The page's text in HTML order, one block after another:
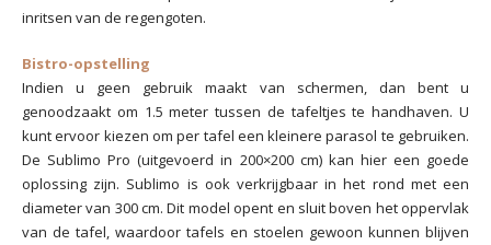
inritsen van de regengoten.
Bistro-opstelling
Indien u geen gebruik maakt van schermen, dan bent u
genoodzaakt om 1.5 meter tussen de tafeltjes te handhaven. U
kunt ervoor kiezen om per tafel een kleinere parasol te gebruiken.
De Sublimo Pro (uitgevoerd in 200×200 cm) kan hier een goede
oplossing zijn. Sublimo is ook verkrijgbaar in het rond met een
diameter van 300 cm. Dit model opent en sluit boven het oppervlak
van de tafel, waardoor tafels en stoelen gewoon kunnen blijven